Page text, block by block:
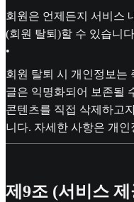
회원은 언제든지 서비스
(회원 탈퇴)할 수 있습니
•
회원 탈퇴 시 개인정보는
글은 익명화되어 보존될
콘텐츠를 직접 삭제하고
니다. 자세한 사항은 개
제9조 (서비스